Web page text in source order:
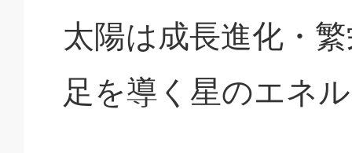
太陽は成長進化・
足を導く星のエネ